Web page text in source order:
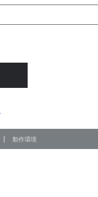
| 動作環境